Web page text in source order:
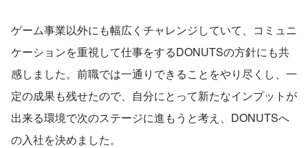
ゲーム事業以外にも幅広くチャレンジしていて、コミュニ
ケーションを重視して仕事をするDONUTSの方針にも共
感しました。前職では一通りできることをやり尽くし、一
定の成果も残せたので、自分にとって新たなインプットが
出来る環境で次のステージに進もうと考え、DONUTSへ
の入社を決めました。